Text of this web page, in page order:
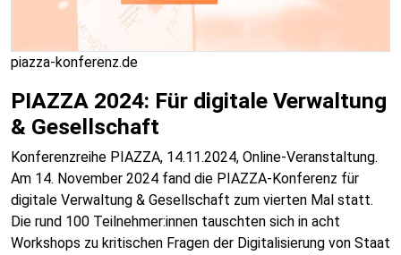
piazza-konferenz.de
PIAZZA 2024: Für digitale Verwaltung
& Gesellschaft
Konferenzreihe PIAZZA, 14.11.2024, Online-Veranstaltung.
Am 14. November 2024 fand die PIAZZA-Konferenz für
digitale Verwaltung & Gesellschaft zum vierten Mal statt.
Die rund 100 Teilnehmer:innen tauschten sich in acht
Workshops zu kritischen Fragen der Digitalisierung von Staat